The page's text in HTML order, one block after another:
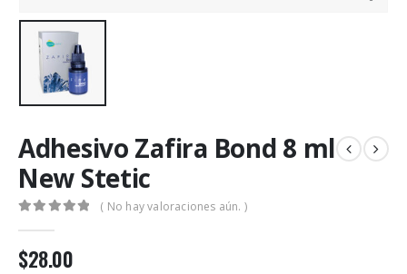
Adhesivo Zafira Bond 8 ml
New Stetic
( No hay valoraciones aún. )
$28.00